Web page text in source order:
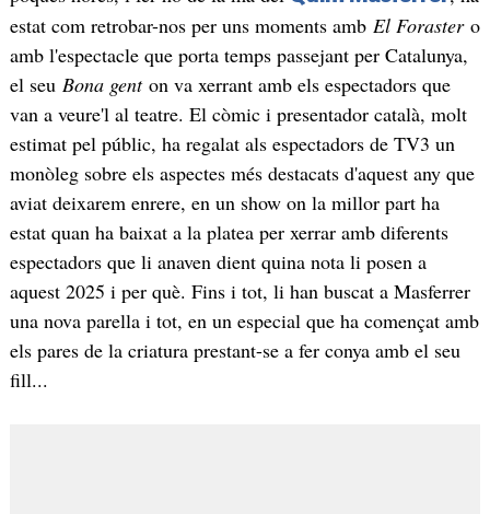
estat com retrobar-nos per uns moments amb El Forastero
amb l'espectacle que porta temps passejant per Catalunya,
el seu Bona genton va xerrant amb els espectadors que
van a veure'l al teatre. El còmic i presentador català, molt
estimat pel públic, ha regalat als espectadors de TV3 un
monòleg sobre els aspectes més destacats d'aquest any que
aviat deixarem enrere, en un show on la millor part ha
estat quan ha baixat a la platea per xerrar amb diferents
espectadors que li anaven dient quina nota li posen a
aquest 2025 i per què. Fins i tot, li han buscat a Masferrer
una nova parella i tot, en un especial que ha començat amb
els pares de la criatura prestant-se a fer conya amb el seu
fill...